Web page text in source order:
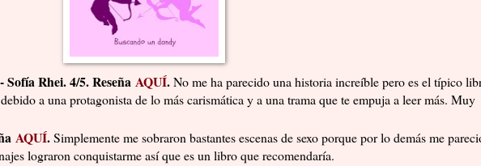
Rhei. 4/5. Reseña AQUÍ.No me ha parecido una historia increíble pero es el típico
a una protagonista de lo más carismática y a una trama que te empuja a leer más. Muy
AQUÍ.Simplemente me sobraron bastantes escenas de sexo porque por lo demás me
lograron conquistarme así que es un libro que recomendaría.